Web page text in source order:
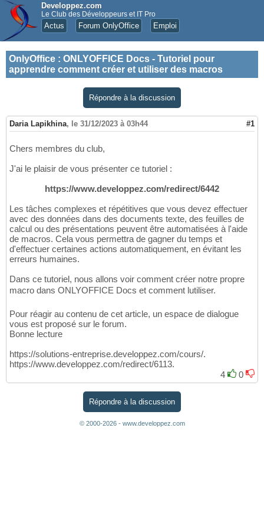
Developpez.com
Le Club des Développeurs et IT Pro
Actus Forum OnlyOffice Emploi
OnlyOffice : ONLYOFFICE Docs - Tutoriel pour
apprendre comment créer et utiliser des macros
Répondre à la discussion
Daria Lapikhina, le 31/12/2023 à 03h44 #1
Chers membres du club,
J'ai le plaisir de vous présenter ce tutoriel :
https://www.developpez.com/redirect/6442
Les tâches complexes et répétitives que vous devez effectuer
avec des données dans des documents texte, des feuilles de
calcul ou des présentations peuvent être automatisées à l'aide
de macros. Cela vous permettra de gagner du temps et
d'effectuer certaines actions automatiquement, en évitant les
erreurs humaines.
Dans ce tutoriel, nous allons voir comment créer notre propre
macro dans ONLYOFFICE Docs et comment lutiliser.
Pour réagir au contenu de cet article, un espace de dialogue
vous est proposé sur le forum.
Bonne lecture
https://solutions-entreprise.developpez.com/cours/.
https://www.developpez.com/redirect/6113.
4
0
Répondre à la discussion
© 2000-2026 - www.developpez.com